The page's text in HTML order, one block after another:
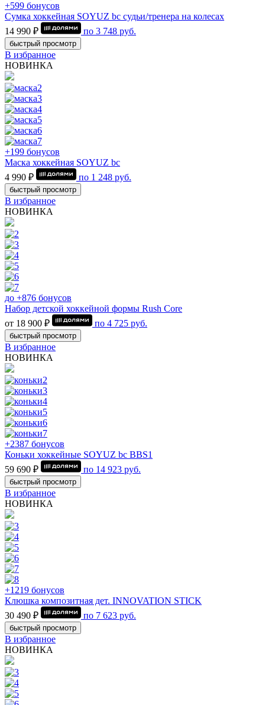
+599 бонусов
Сумка хоккейная SOYUZ bc судьи/тренера на колесах
14 990 ₽
по 3 748 руб.
быстрый просмотр
В избранное
НОВИНКА
+199 бонусов
Маска хоккейная SOYUZ bc
4 990 ₽
по 1 248 руб.
быстрый просмотр
В избранное
НОВИНКА
до +876 бонусов
Набор детской хоккейной формы Rush Core
от 18 900 ₽
по 4 725 руб.
быстрый просмотр
В избранное
НОВИНКА
+2387 бонусов
Коньки хоккейные SOYUZ bc BBS1
59 690 ₽
по 14 923 руб.
быстрый просмотр
В избранное
НОВИНКА
+1219 бонусов
Клюшка композитная дет. INNOVATION STICK
30 490 ₽
по 7 623 руб.
быстрый просмотр
В избранное
НОВИНКА